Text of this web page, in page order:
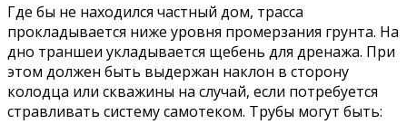
Где бы не находился частный дом, трасса
прокладывается ниже уровня промерзания грунта. На
дно траншеи укладывается щебень для дренажа. При
этом должен быть выдержан наклон в сторону
колодца или скважины на случай, если потребуется
стравливать систему самотеком. Трубы могут быть: